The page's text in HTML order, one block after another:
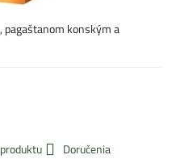
pagaštanom konským a
Doručenia